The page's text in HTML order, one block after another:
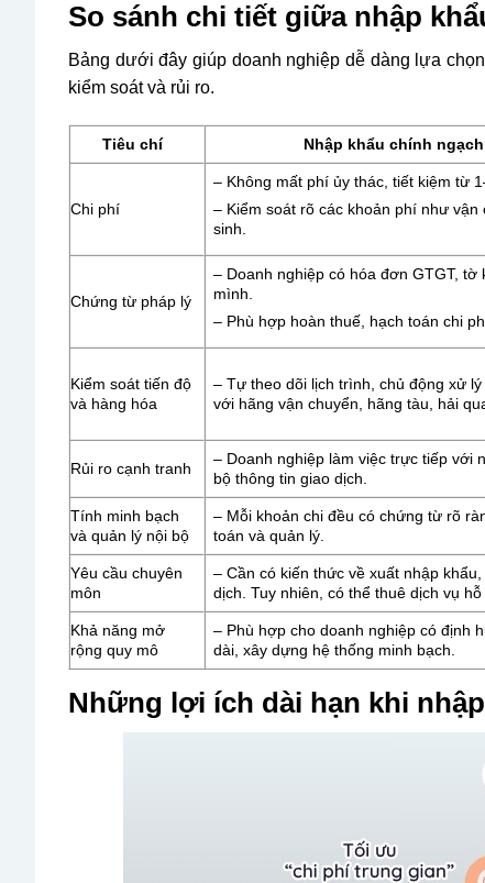
So sánh chi tiết giữa nhập
Bảng dưới đây giúp doanh nghiệp dễ dàng lựa
kiểm soát và rủi ro.
Tiêu chí Nhập khẩu chính
Chi phí
– Không mất phí ủy thác, tiết kiệm từ
– Kiểm soát rõ các khoản phí như vận
sinh.
Chứng từ pháp lý
– Doanh nghiệp có hóa đơn GTGT, tờ
mình.
– Phù hợp hoàn thuế, hạch toán chi
Kiểm soát tiến độ
và hàng hóa
– Tự theo dõi lịch trình, chủ động xử
với hãng vận chuyển, hãng tàu, hải
Rủi ro cạnh tranh
– Doanh nghiệp làm việc trực tiếp với
bộ thông tin giao dịch.
Tính minh bạch
và quản lý nội bộ
– Mỗi khoản chi đều có chứng từ rõ
toán và quản lý.
Yêu cầu chuyên
môn
– Cần có kiến thức về xuất nhập
dịch. Tuy nhiên, có thể thuê dịch vụ
Khả năng mở
rộng quy mô
– Phù hợp cho doanh nghiệp có định
dài, xây dựng hệ thống minh bạch.
Những lợi ích dài hạn khi